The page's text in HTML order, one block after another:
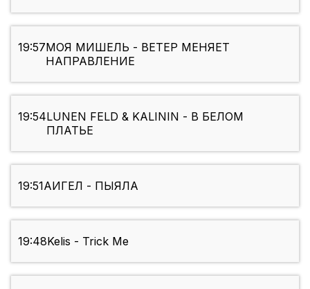
19:57МОЯ МИШЕЛЬ - ВЕТЕР МЕНЯЕТ
НАПРАВЛЕНИЕ
19:54LUNEN FELD & KALININ - В БЕЛОМ
ПЛАТЬЕ
19:51АИГЕЛ - ПЫЯЛА
19:48Kelis - Trick Me